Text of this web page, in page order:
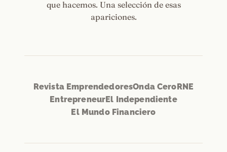
que hacemos. Una selección de esas
apariciones.
Revista EmprendedoresOnda CeroRNE
EntrepreneurEl Independiente
El Mundo Financiero